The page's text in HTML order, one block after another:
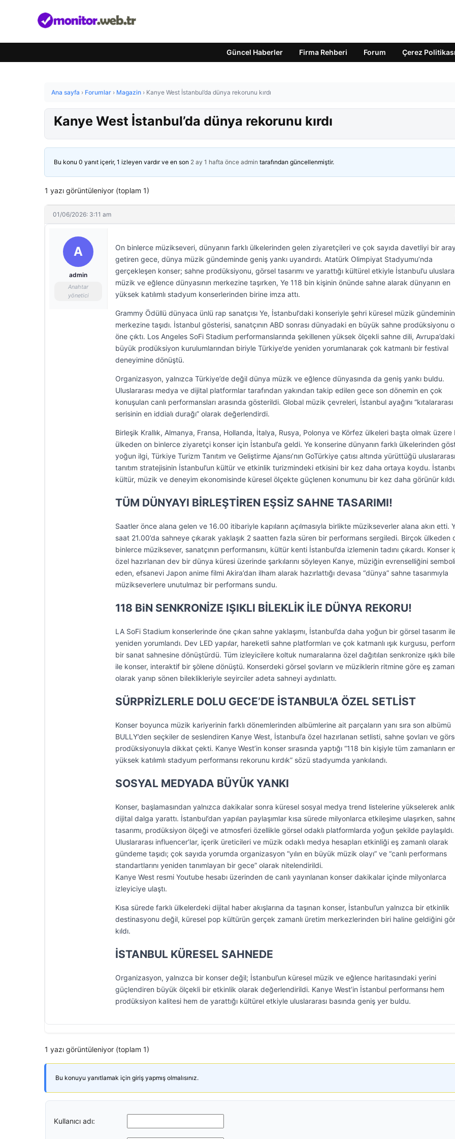
Güncel Haberler Firma Rehberi Forum Çerez Politikası
Ana sayfa › Forumlar › Magazin › Kanye West İstanbul’da dünya rekorunu kırdı
Kanye West İstanbul’da dünya rekorunu kırdı
Bu konu 0 yanıt içerir, 1 izleyen vardır ve en son 2 ay 1 hafta önce admin tarafından güncellenmiştir.
1 yazı görüntüleniyor (toplam 1)
01/06/2026: 3:11 am
A
admin
Anahtar
yönetici
On binlerce müzikseveri, dünyanın farklı ülkelerinden gelen ziyaretçileri ve çok sayıda davetliyi bir
getiren gece, dünya müzik gündeminde geniş yankı uyandırdı. Atatürk Olimpiyat Stadyumu’nda
gerçekleşen konser; sahne prodüksiyonu, görsel tasarımı ve yarattığı kültürel etkiyle İstanbul’u
müzik ve eğlence dünyasının merkezine taşırken, Ye 118 bin kişinin önünde sahne alarak dünyanın en
yüksek katılımlı stadyum konserlerinden birine imza attı.
Grammy Ödüllü dünyaca ünlü rap sanatçısı Ye, İstanbul’daki konseriyle şehri küresel müzik gündeminin
merkezine taşıdı. İstanbul gösterisi, sanatçının ABD sonrası dünyadaki en büyük sahne prodüksiyonu
öne çıktı. Los Angeles SoFi Stadium performanslarında şekillenen yüksek ölçekli sahne dili,
büyük prodüksiyon kurulumlarından biriyle Türkiye’de yeniden yorumlanarak çok katmanlı bir festival
deneyimine dönüştü.
Organizasyon, yalnızca Türkiye’de değil dünya müzik ve eğlence dünyasında da geniş yankı buldu.
Uluslararası medya ve dijital platformlar tarafından yakından takip edilen gece son dönemin en çok
konuşulan canlı performansları arasında gösterildi. Global müzik çevreleri, İstanbul ayağını
serisinin en iddialı durağı” olarak değerlendirdi.
Birleşik Krallık, Almanya, Fransa, Hollanda, İtalya, Rusya, Polonya ve Körfez ülkeleri başta olmak üzere
ülkeden on binlerce ziyaretçi konser için İstanbul’a geldi. Ye konserine dünyanın farklı ülkelerinden
yoğun ilgi, Türkiye Turizm Tanıtım ve Geliştirme Ajansı’nın GoTürkiye çatısı altında yürüttüğü uluslararası
tanıtım stratejisinin İstanbul’un kültür ve etkinlik turizmindeki etkisini bir kez daha ortaya koydu.
kültür, müzik ve deneyim ekonomisinde küresel ölçekte güçlenen konumunu bir kez daha görünür kıldı.
TÜM DÜNYAYI BİRLEŞTİREN EŞSİZ SAHNE TASARIMI!
Saatler önce alana gelen ve 16.00 itibariyle kapıların açılmasıyla birlikte müzikseverler alana akın etti.
saat 21.00’da sahneye çıkarak yaklaşık 2 saatten fazla süren bir performans sergiledi. Birçok ülkeden
binlerce müziksever, sanatçının performansını, kültür kenti İstanbul’da izlemenin tadını çıkardı. Konser
özel hazırlanan dev bir dünya küresi üzerinde şarkılarını söyleyen Kanye, müziğin evrenselliğini
eden, efsanevi Japon anime filmi Akira’dan ilham alarak hazırlattığı devasa “dünya” sahne tasarımıyla
müzikseverlere unutulmaz bir performans sundu.
118 BiN SENKRONİZE IŞIKLI BİLEKLİK İLE DÜNYA REKORU!
LA SoFi Stadium konserlerinde öne çıkan sahne yaklaşımı, İstanbul’da daha yoğun bir görsel tasarım ile
yeniden yorumlandı. Dev LED yapılar, hareketli sahne platformları ve çok katmanlı ışık kurgusu,
bir sanat sahnesine dönüştürdü. Tüm izleyicilere koltuk numaralarına özel dağıtılan senkronize ışıklı
ile konser, interaktif bir şölene dönüştü. Konserdeki görsel şovların ve müziklerin ritmine göre eş
olarak yanıp sönen bileklikleriyle seyirciler adeta sahneyi aydınlattı.
SÜRPRİZLERLE DOLU GECE’DE İSTANBUL’A ÖZEL SETLİST
Konser boyunca müzik kariyerinin farklı dönemlerinden albümlerine ait parçaların yanı sıra son albümü
BULLY’den seçkiler de seslendiren Kanye West, İstanbul’a özel hazırlanan setlisti, sahne şovları ve
prodüksiyonuyla dikkat çekti. Kanye West’in konser sırasında yaptığı “118 bin kişiyle tüm zamanların en
yüksek katılımlı stadyum performansı rekorunu kırdık” sözü stadyumda yankılandı.
SOSYAL MEDYADA BÜYÜK YANKI
Konser, başlamasından yalnızca dakikalar sonra küresel sosyal medya trend listelerine yükselerek
dijital dalga yarattı. İstanbul’dan yapılan paylaşımlar kısa sürede milyonlarca etkileşime ulaşırken,
tasarımı, prodüksiyon ölçeği ve atmosferi özellikle görsel odaklı platformlarda yoğun şekilde paylaşıldı.
Uluslararası influencer’lar, içerik üreticileri ve müzik odaklı medya hesapları etkinliği eş zamanlı olarak
gündeme taşıdı; çok sayıda yorumda organizasyon “yılın en büyük müzik olayı” ve “canlı performans
standartlarını yeniden tanımlayan bir gece” olarak nitelendirildi.
Kanye West resmi Youtube hesabı üzerinden de canlı yayınlanan konser dakikalar içinde milyonlarca
izleyiciye ulaştı.
Kısa sürede farklı ülkelerdeki dijital haber akışlarına da taşınan konser, İstanbul’un yalnızca bir etkinlik
destinasyonu değil, küresel pop kültürün gerçek zamanlı üretim merkezlerinden biri haline geldiğini
kıldı.
İSTANBUL KÜRESEL SAHNEDE
Organizasyon, yalnızca bir konser değil; İstanbul’un küresel müzik ve eğlence haritasındaki yerini
güçlendiren büyük ölçekli bir etkinlik olarak değerlendirildi. Kanye West’in İstanbul performansı hem
prodüksiyon kalitesi hem de yarattığı kültürel etkiyle uluslararası basında geniş yer buldu.
1 yazı görüntüleniyor (toplam 1)
Bu konuyu yanıtlamak için giriş yapmış olmalısınız.
Kullanıcı adı: